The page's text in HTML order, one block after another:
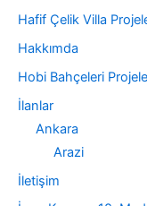
Hafif Çelik Villa
Hakkımda
Hobi Bahçeleri
İlanlar
Ankara
Arazi
İletişim